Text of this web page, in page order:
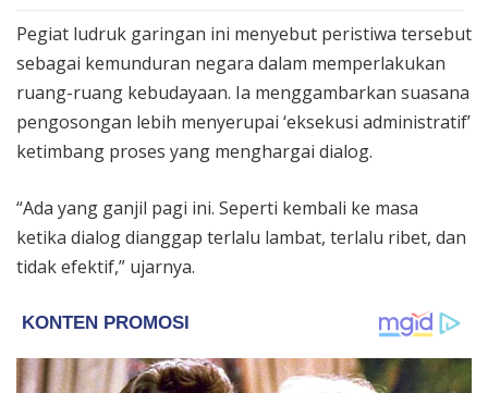
Pegiat ludruk garingan ini menyebut peristiwa tersebut
sebagai kemunduran negara dalam memperlakukan
ruang-ruang kebudayaan. Ia menggambarkan suasana
pengosongan lebih menyerupai ‘eksekusi administratif’
ketimbang proses yang menghargai dialog.
“Ada yang ganjil pagi ini. Seperti kembali ke masa
ketika dialog dianggap terlalu lambat, terlalu ribet, dan
tidak efektif,” ujarnya.